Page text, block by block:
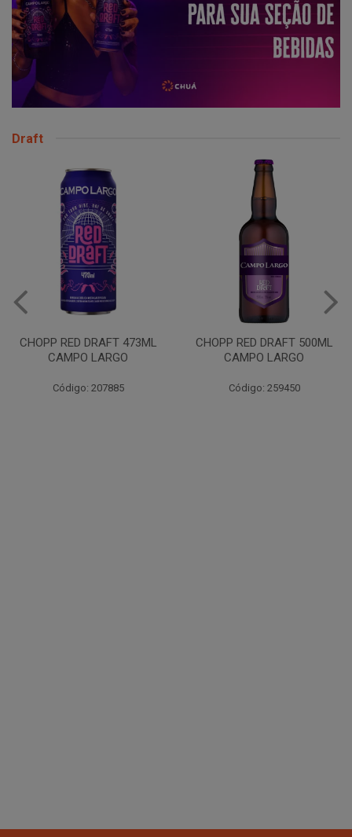
Draft
CHOPP RED DRAFT 473ML
CAMPO LARGO
Código: 207885
CHOPP RED DRAFT 500ML
CAMPO LARGO
Código: 259450